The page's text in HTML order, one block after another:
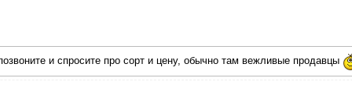
и спросите про сорт и цену, обычно там вежливые продавцы